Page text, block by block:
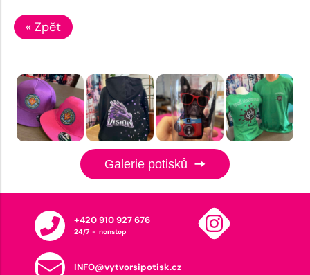
« Zpět
Galerie potisků
+420 910 927 676
24/7 - nonstop
INFO@vytvorsipotisk.cz